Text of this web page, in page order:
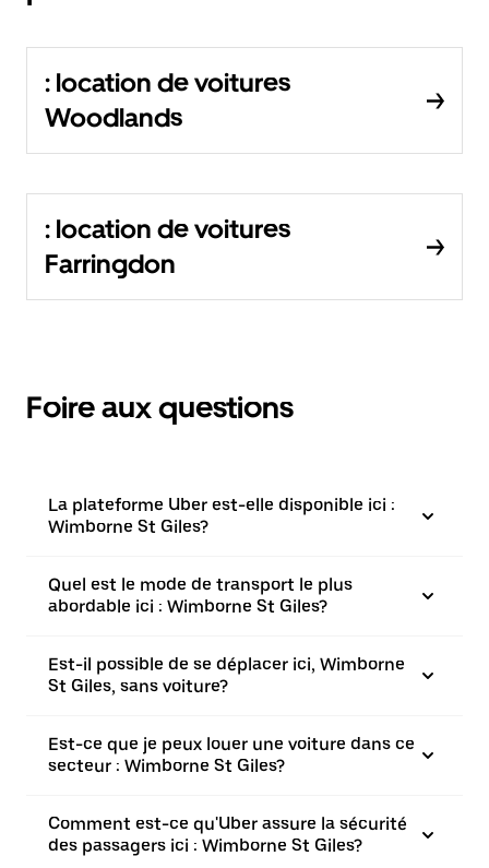
: location de voitures
Woodlands
: location de voitures
Farringdon
Foire aux questions
La plateforme Uber est-elle disponible ici :
Wimborne St Giles?
Quel est le mode de transport le plus
abordable ici : Wimborne St Giles?
Est-il possible de se déplacer ici, Wimborne
St Giles, sans voiture?
Est-ce que je peux louer une voiture dans ce
secteur : Wimborne St Giles?
Comment est-ce qu'Uber assure la sécurité
des passagers ici : Wimborne St Giles?